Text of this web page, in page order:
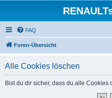
FAQ
Foren-Übersicht
Alle Cookies löschen
Bist du dir sicher, dass du alle